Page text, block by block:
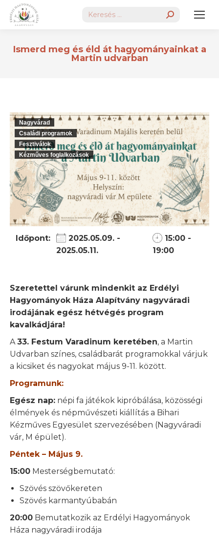
Search:
Ismerd meg és éld át hagyományainkat a
Martin udvarban
Nagyvárad
Családi programok
Fesztiválok
Kézműves foglalkozások
Időpont:
2025.05.09. -
2025.05.11.
15:00 -
19:00
Szeretettel várunk mindenkit az Erdélyi
Hagyományok Háza Alapítvány nagyváradi
irodájának egész hétvégés program
kavalkádjára!
A 33. Festum Varadinum keretében, a Martin
Udvarban színes, családbarát programokkal várjuk
a kicsiket és nagyokat május 9-11. között.
Programunk:
Egész nap: népi fa játékok kipróbálása, közösségi
élmények és népművészeti kiállítás a Bihari
Kézműves Egyesület szervezésében (Nagyváradi
vár, M épület).
Péntek – Május 9.
15:00 Mesterségbemutató:
Szövés szövőkereten
Szövés karmantyúbabán
20:00 Bemutatkozik az Erdélyi Hagyományok
Háza nagyváradi irodája